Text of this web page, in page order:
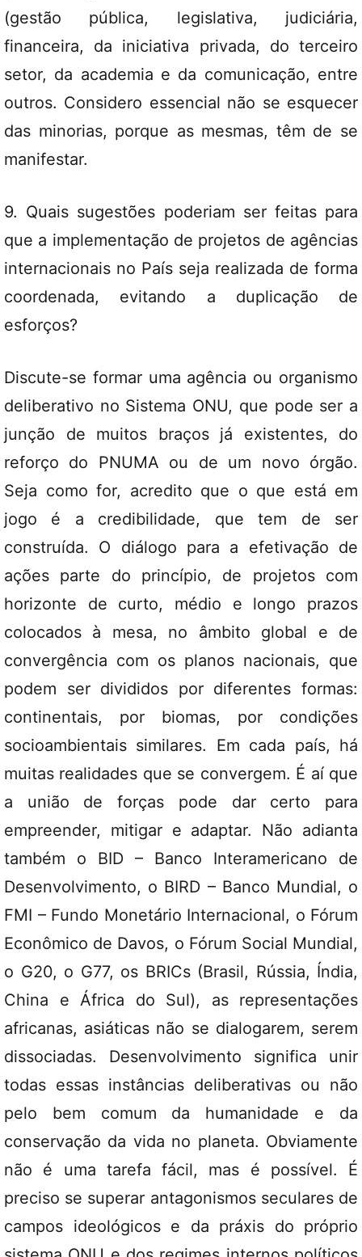
(gestão pública, legislativa, judiciária,
financeira, da iniciativa privada, do terceiro
setor, da academia e da comunicação, entre
outros. Considero essencial não se esquecer
das minorias, porque as mesmas, têm de se
manifestar.
9. Quais sugestões poderiam ser feitas para
que a implementação de projetos de agências
internacionais no País seja realizada de forma
coordenada, evitando a duplicação de
esforços?
Discute-se formar uma agência ou organismo
deliberativo no Sistema ONU, que pode ser a
junção de muitos braços já existentes, do
reforço do PNUMA ou de um novo órgão.
Seja como for, acredito que o que está em
jogo é a credibilidade, que tem de ser
construída. O diálogo para a efetivação de
ações parte do princípio, de projetos com
horizonte de curto, médio e longo prazos
colocados à mesa, no âmbito global e de
convergência com os planos nacionais, que
podem ser divididos por diferentes formas:
continentais, por biomas, por condições
socioambientais similares. Em cada país, há
muitas realidades que se convergem. É aí que
a união de forças pode dar certo para
empreender, mitigar e adaptar. Não adianta
também o BID – Banco Interamericano de
Desenvolvimento, o BIRD – Banco Mundial, o
FMI – Fundo Monetário Internacional, o Fórum
Econômico de Davos, o Fórum Social Mundial,
o G20, o G77, os BRICs (Brasil, Rússia, Índia,
China e África do Sul), as representações
africanas, asiáticas não se dialogarem, serem
dissociadas. Desenvolvimento significa unir
todas essas instâncias deliberativas ou não
pelo bem comum da humanidade e da
conservação da vida no planeta. Obviamente
não é uma tarefa fácil, mas é possível. É
preciso se superar antagonismos seculares de
campos ideológicos e da práxis do próprio